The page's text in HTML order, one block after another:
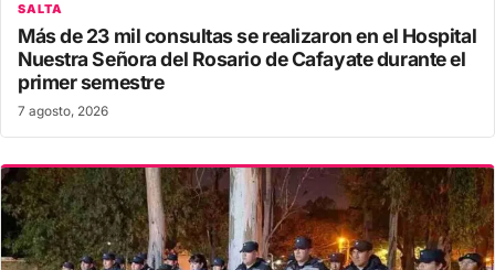
SALTA
Más de 23 mil consultas se realizaron en el Hospital
Nuestra Señora del Rosario de Cafayate durante el
primer semestre
7 agosto, 2026